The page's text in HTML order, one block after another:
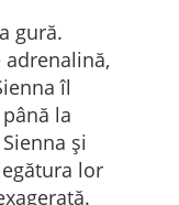
gură.
adrenalină,
îl
la
și
lor